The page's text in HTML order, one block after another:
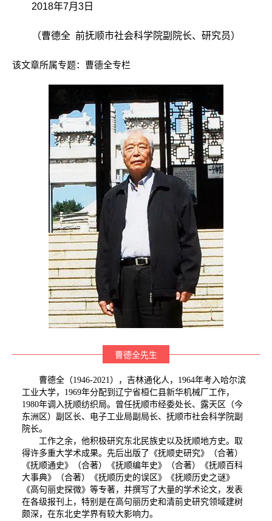
2018年7月3日
（曹德全 前抚顺市社会科学院副院长、研究员）
该文章所属专题： 曹德全专栏
曹德全先生
曹德全（1946-2021），吉林通化人，1964年考入哈尔滨
工业大学，1969年分配到辽宁省桓仁县新华机械厂工作，
1980年调入抚顺纺织局。曾任抚顺市经委处长、露天区（今
东洲区）副区长、电子工业局副局长、抚顺市社会科学院副
院长。
工作之余，他积极研究东北民族史以及抚顺地方史。取
得许多重大学术成果。先后出版了《抚顺史研究》（合著）
《抚顺通史》（合著）《抚顺编年史》（合著）《抚顺百科
大事典》（合著）《抚顺历史的误区》《抚顺历史之谜》
《高句丽史探微》等专著，并撰写了大量的学术论文，发表
在各级报刊上，特别是在高句丽历史和清前史研究领域建树
颇深，在东北史学界有较大影响力。